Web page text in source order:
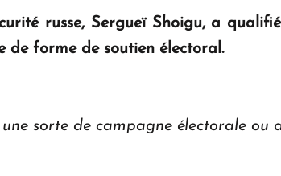
russe, Sergueï Shoigu, a
de forme de soutien électoral.
sorte de campagne électorale ou